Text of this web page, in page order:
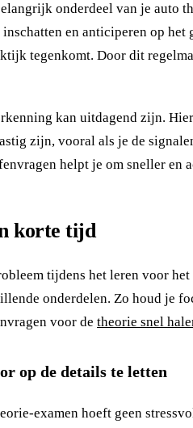
onderdeel van je auto
en anticiperen op
tegenkomt. Door dit
kan uitdagend zijn.
zijn, vooral als je de
helpt je om sneller en
korte tijd
tijdens het leren voor
onderdelen. Zo houd je
voor de theorie snel
op de details te letten
examen hoeft geen